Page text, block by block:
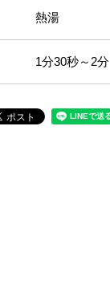
熱湯
1分30秒～2分